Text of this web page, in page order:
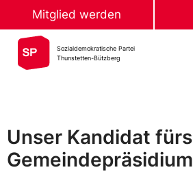
Mitglied werden
Sozialdemokratische Partei
Thunstetten-Bützberg
Unser Kandidat fürs
Gemeindepräsidium